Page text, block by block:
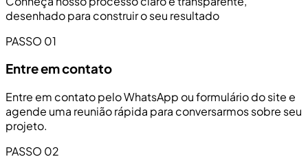
desenhado para construir o seu resultado
PASSO 01
Entre em contato
Entre em contato pelo WhatsApp ou formulário do site e
agende uma reunião rápida para conversarmos sobre seu
projeto.
PASSO 02